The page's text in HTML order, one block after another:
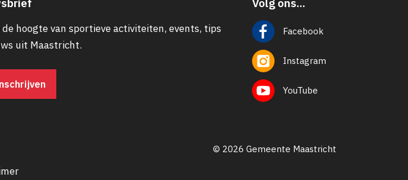
hoogte van sportieve activiteiten, events, tips
uit Maastricht.
Volg ons...
Facebook
Instagram
YouTube
© 2026 Gemeente Maastricht